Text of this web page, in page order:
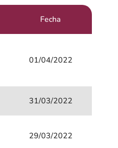
Fecha
01/04/2022
31/03/2022
29/03/2022